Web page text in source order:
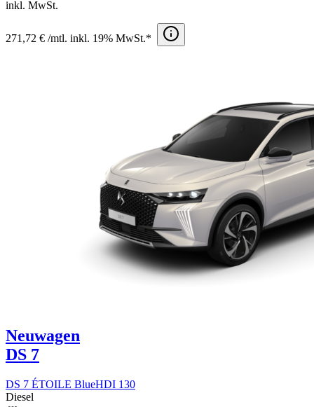
inkl. MwSt.
271,72 € /mtl. inkl. 19% MwSt.*
Neuwagen
DS 7
DS 7 ÉTOILE BlueHDI 130
Diesel